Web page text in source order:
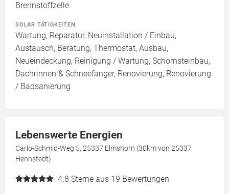
Brennstoffzelle
SOLAR TÄTIGKEITEN
Wartung, Reparatur, Neuinstallation / Einbau,
Austausch, Beratung, Thermostat, Ausbau,
Neueindeckung, Reinigung / Wartung, Schornsteinbau,
Dachrinnen & Schneefänger, Renovierung, Renovierung
/ Badsanierung
Lebenswerte Energien
Carlo-Schmid-Weg 5, 25337 Elmshorn (30km von 25337
Hennstedt)
4.8 Sterne aus 19 Bewertungen